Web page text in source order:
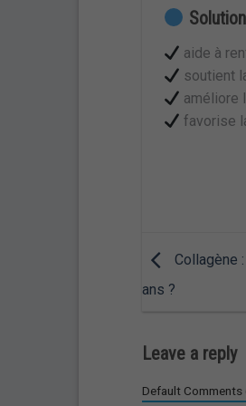
aide à
soutient
améliore
favorise
Collagène
ans ?
Leave a reply
Default Comments